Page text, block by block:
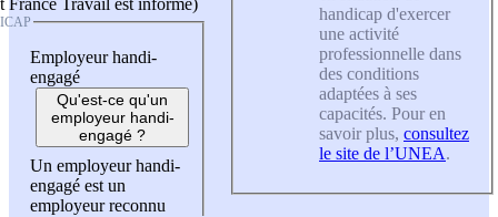
Employeur handi-
engagé
Qu'est-ce qu'un
employeur handi-
engagé ?
Un employeur handi-
engagé est un
employeur reconnu
handicap d'exercer
une activité
professionnelle dans
des conditions
adaptées à ses
capacités. Pour en
savoir plus, consultez
le site de l’UNEA.